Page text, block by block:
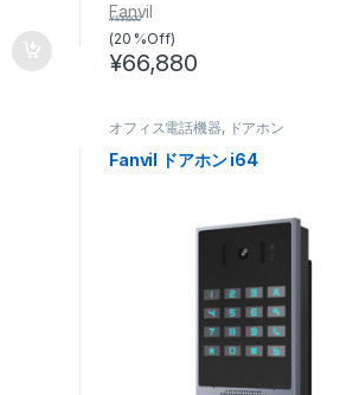
Fanvil
¥83,600
(20 %Off)
¥66,880
オフィス電話機器, ドアホン
Fanvil ドアホン i64